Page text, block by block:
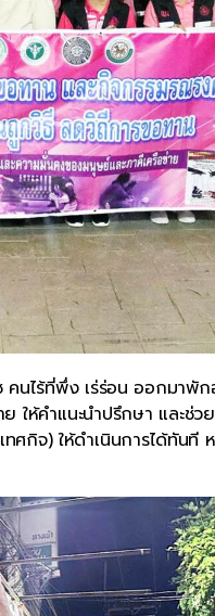
ร้ที่พึ่ง เร่ร่อน ออกมาพัก
ห้คำแนะนำปรึกษา และช่ว
ศกิจ) ให้ดำเนินการได้ทัน